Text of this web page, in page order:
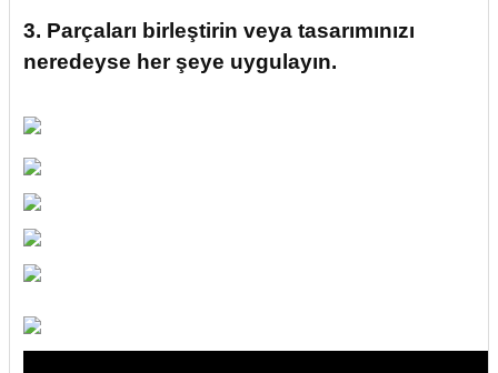
3. Parçaları birleştirin veya tasarımınızı
neredeyse her şeye uygulayın.